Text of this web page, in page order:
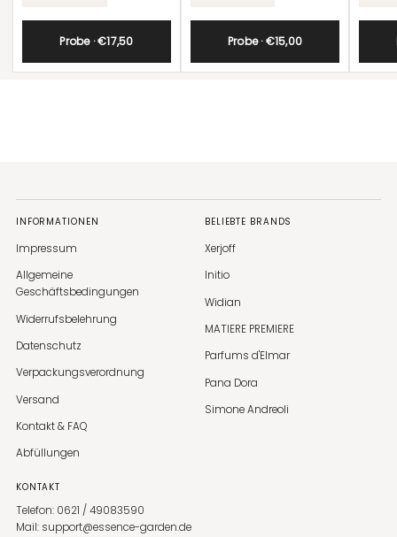
Probe · €17,50 Probe · €15,00
INFORMATIONEN
Impressum
Allgemeine
Geschäftsbedingungen
Widerrufsbelehrung
Datenschutz
Verpackungsverordnung
Versand
Kontakt & FAQ
Abfüllungen
BELIEBTE BRANDS
Xerjoff
Initio
Widian
MATIERE PREMIERE
Parfums d'Elmar
Pana Dora
Simone Andreoli
KONTAKT
Telefon: 0621 / 49083590
Mail: support@essence-garden.de